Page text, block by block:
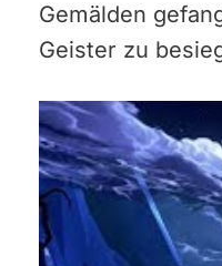
Gemälden
Geister zu